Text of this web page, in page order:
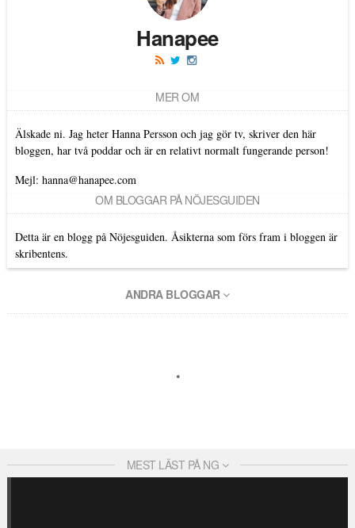
Hanapee
MER OM
Älskade ni. Jag heter Hanna Persson och jag gör tv, skriver den här
bloggen, har två poddar och är en relativt normalt fungerande person!
Mejl: hanna@hanapee.com
OM BLOGGAR PÅ NÖJESGUIDEN
Detta är en blogg på Nöjesguiden. Åsikterna som förs fram i bloggen är
skribentens.
ANDRA BLOGGAR
MEST LÄST PÅ NG